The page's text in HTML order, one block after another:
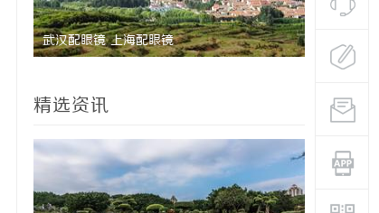
武汉配眼镜 上海配眼镜 从实验室
律师如何
精选资讯